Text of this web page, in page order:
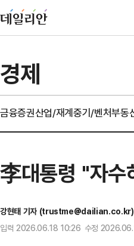
경제
금융증권산업/재계중기/벤처부동
李대통령 "자수
강현태 기자 (trustme@dailian.co.kr)
입력 2026.06.18 10:26 수정